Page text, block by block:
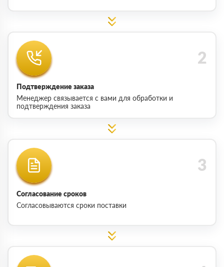
Подтверждение заказа
Менеджер связывается с вами для обработки и
подтверждения заказа
Согласование сроков
Согласовываются сроки поставки